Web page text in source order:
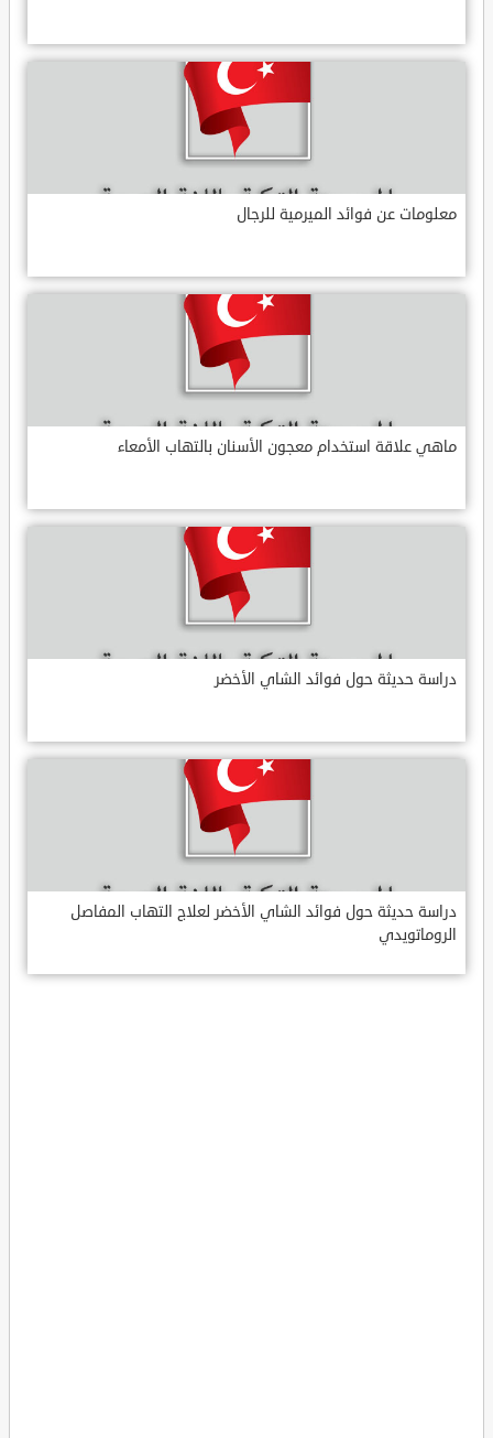
معلومات عن فوائد الميرمية للرجال
ماهي علاقة استخدام معجون الأسنان بالتهاب الأمعاء
دراسة حديثة حول فوائد الشاي الأخضر
دراسة حديثة حول فوائد الشاي الأخضر لعلاج التهاب المفاصل
الروماتويدي